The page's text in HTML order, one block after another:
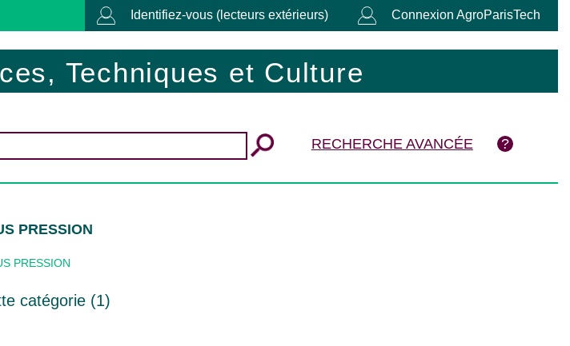
Identifiez-vous (lecteurs extérieurs) Connexion AgroParisTech
Techniques et Culture
RECHERCHE AVANCÉE
PRESSION
PRESSION
catégorie (1)